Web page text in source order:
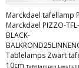
Marckdael tafellamp
Marckdael PIZZO-
BLACK-
Tablelamps Zwart
10cm Tafellampen